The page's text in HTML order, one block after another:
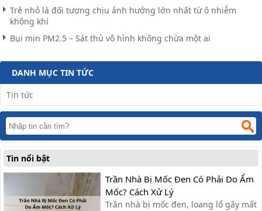
Trẻ nhỏ là đối tượng chịu ảnh hưởng lớn nhất từ ô nhiễm
không khí
Bụi mịn PM2.5 – Sát thủ vô hình không chừa một ai
DANH MỤC TIN TỨC
Tin tức
Tin nổi bật
Trần Nhà Bị Mốc Đen Có Phải Do Ẩm
Mốc? Cách Xử Lý
Trần nhà bị mốc đen, loang lổ gây mất